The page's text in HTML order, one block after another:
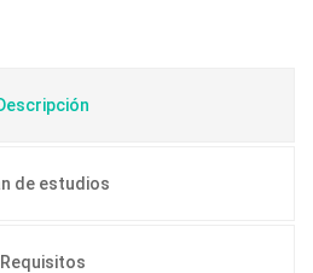
de estudios
Requisitos